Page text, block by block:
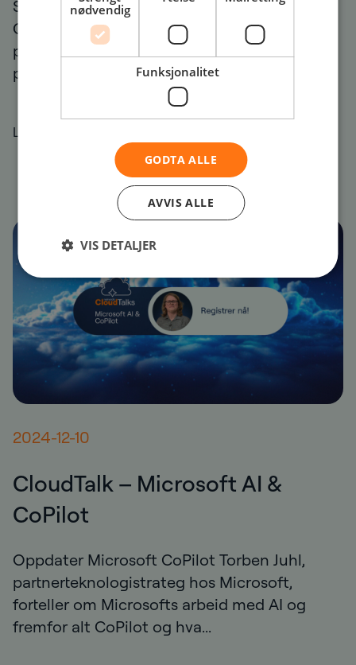
Se opptak av NetTalk 30 Minutes her
Calabrio: Calabrio er en global leder innen
programvare for kontaktsentre og en
pålitelig...
Lær mer
Strategic level discussion
2024-12-10
CloudTalk – Microsoft AI &
CoPilot
Oppdater Microsoft CoPilot Torben Juhl,
partnerteknologistrateg hos Microsoft,
forteller om Microsofts arbeid med AI og
fremfor alt CoPilot og hva...
nødvendig
Funksjonalitet
GODTA ALLE
AVVIS ALLE
VIS DETALJER